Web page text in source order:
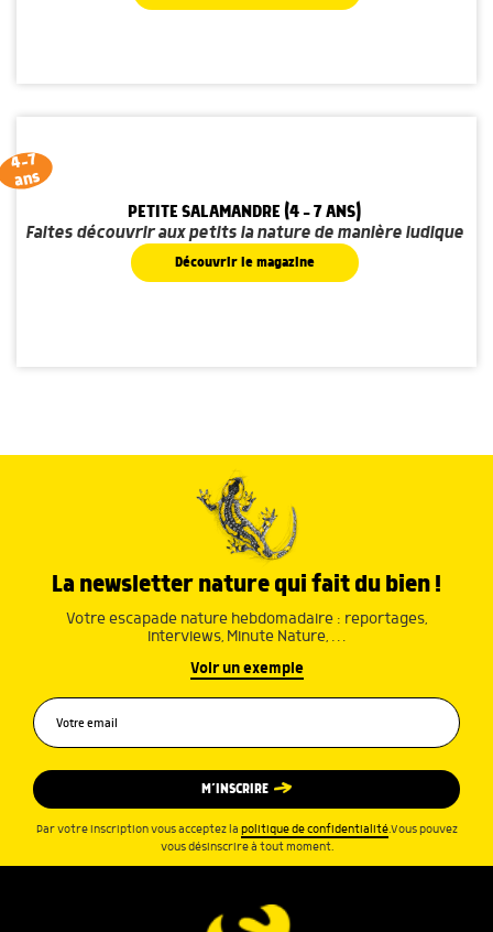
4-7
ans
PETITE SALAMANDRE (4 - 7 ANS)
Faites découvrir aux petits la nature de manière ludique
Découvrir le magazine
La newsletter nature qui fait du bien !
Votre escapade nature hebdomadaire : reportages,
interviews, Minute Nature, …
Voir un exemple
M’INSCRIRE
Par votre inscription vous acceptez la politique de confidentialité.Vous pouvez
vous désinscrire à tout moment.